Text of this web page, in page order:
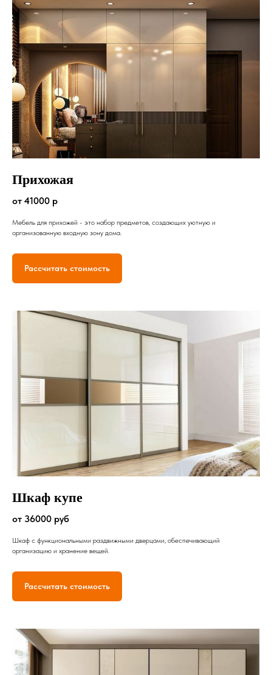
Прихожая
от 41000 р
Мебель для прихожей - это набор предметов, создающих уютную и
организованную входную зону дома.
Рассчитать стоимость
Шкаф купе
от 36000 руб
Шкаф с функциональными раздвижными дверцами, обеспечивающий
организацию и хранение вещей.
Рассчитать стоимость